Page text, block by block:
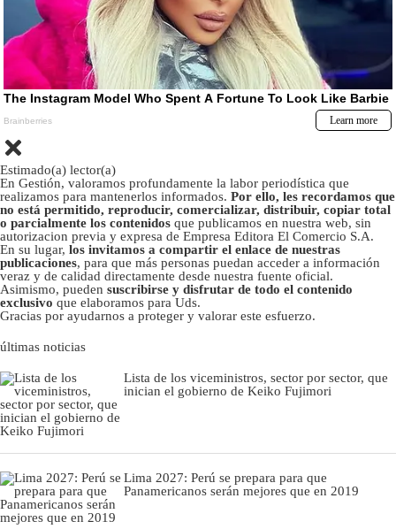
Estimado(a) lector(a)
En Gestión, valoramos profundamente la labor periodística que
realizamos para mantenerlos informados. Por ello, les recordamos que
no está permitido, reproducir, comercializar, distribuir, copiar total
o parcialmente los contenidos que publicamos en nuestra web, sin
autorizacion previa y expresa de Empresa Editora El Comercio S.A.
En su lugar, los invitamos a compartir el enlace de nuestras
publicaciones, para que más personas puedan acceder a información
veraz y de calidad directamente desde nuestra fuente oficial.
Asimismo, pueden suscribirse y disfrutar de todo el contenido
exclusivo que elaboramos para Uds.
Gracias por ayudarnos a proteger y valorar este esfuerzo.
últimas noticias
Lista de los viceministros, sector por sector, que
inician el gobierno de Keiko Fujimori
Lima 2027: Perú se prepara para que
Panamericanos serán mejores que en 2019